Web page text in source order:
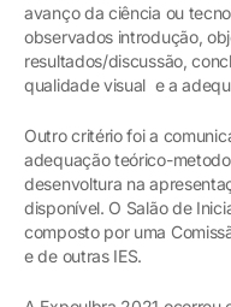
avanço da ciência ou
observados introdução,
resultados/discussão,
qualidade visual e a
Outro critério foi a
adequação teórico-
desenvoltura na
disponível. O Salão de
composto por uma
e de outras IES.